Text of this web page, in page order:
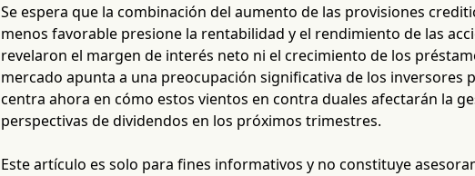
Se espera que la combinación del aumento de las provisiones
menos favorable presione la rentabilidad y el rendimiento de las
revelaron el margen de interés neto ni el crecimiento de los
mercado apunta a una preocupación significativa de los inversores
centra ahora en cómo estos vientos en contra duales afectarán la
perspectivas de dividendos en los próximos trimestres.
Este artículo es solo para fines informativos y no constituye